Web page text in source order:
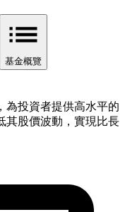
基金概覽
為投資者提供高水平的
其股價波動，實現比長